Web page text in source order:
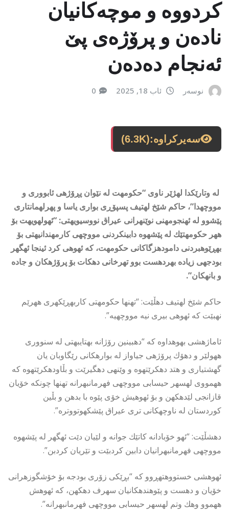
كردووه‌ و موچه‌كانیان
ناده‌ن و پرۆژه‌ی پێ
ئه‌نجام ده‌ده‌ن
نوسەر ئاب 18, 2025 0
سەیرکراوە:(6.3K)
له وتارێكدا لهژێر ناوی “حكومهت له نێوان پڕۆژهی ئابووری و
مووچهدا”، حاكم شێخ لهتیف پسپۆڕی بواری یاسا و پهرلهمانتاری
پێشوو له ئهنجومهنی نوێنهرانی عیراق نووسیویهتی: “ئهولهویهت بۆ
ههر حكومهتێك له پێشهوه دابینكردنی مووچهی كارمهندانیهتی بۆ
بهڕێوهبردنی دامودهزگاكانی حكومهت، كه ئهوهی كرد ئینجا ئهگهر
بودجهی زیاده بهردهست بوو تهرخانی دهكات بۆ پرۆژهكان و جاده
و بانهكان”.
حاكم شێخ لهتیف دهڵێت: “تهنها حكومهتی كاربهڕێكهری ههرێم
نهبێت كه ئهوهی بیری نیه مووچهیه”.
ئاماژهشی بهوهداوه كه “دهبینین رۆژانه بهتایبهتی له سنووری
ههولێر و دهۆك پرۆژهی جیاواز له بوارهكانی رێگاوبان یان
گهشتیاری و هتد دهكرێتهوه و وێنهی دهگیرێت و بڵاودهكرێتهوه كه
ههمووی لهسهر حیسابی مووچهی فهرمانبهرانه تهنها چونكه خۆیان
قازانجی لێدهكهن و بۆ ئهوهیش خۆی پێوه با بدهن و بڵین
كوردستان له ناوچهكانی تری عیراق پێشكهوتووتره”.
دهشڵێت: “ئهو خۆبادانه كاتێك جوانه و لێیان دێت ئهگهر له پێشهوه
مووچهی فهرمانبهرانیان دابین كردبێت و تێریان كردبن”.
ئهوهشی خستووهتهڕوو كه “بڕێكی زۆری بودجه بۆ خۆشگوزهرانی
خۆیان و دهست و پێوهندهكانیان سهرف دهكهن، كه ئهوهش
ههموو وهك وتم لهسهر حیسابی مووچهی فهرمانبهرانه”.